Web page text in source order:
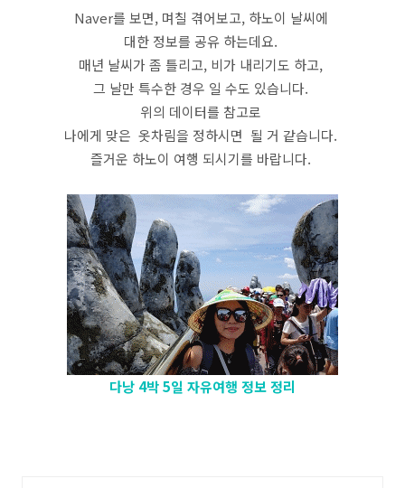
Naver를 보면, 며칠 겪어보고, 하노이 날씨에
대한 정보를 공유 하는데요.
매년 날씨가 좀 틀리고, 비가 내리기도 하고,
그 날만 특수한 경우 일 수도 있습니다.
위의 데이터를 참고로
나에게 맞은 옷차림을 정하시면 될 거 같습니다.
즐거운 하노이 여행 되시기를 바랍니다.
다낭 4박 5일 자유여행 정보 정리